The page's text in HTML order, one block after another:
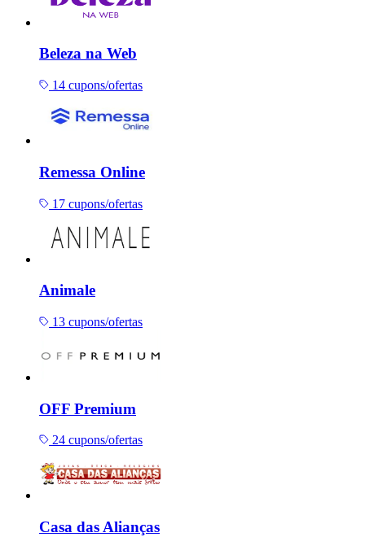
Beleza na Web
14 cupons/ofertas
Remessa Online
17 cupons/ofertas
Animale
13 cupons/ofertas
OFF Premium
24 cupons/ofertas
Casa das Alianças